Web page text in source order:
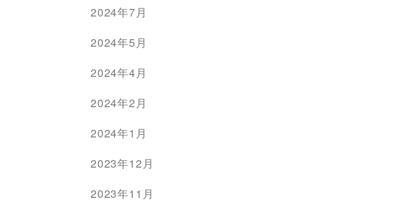
2024年7月
2024年5月
2024年4月
2024年2月
2024年1月
2023年12月
2023年11月